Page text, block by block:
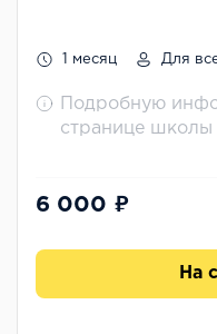
1 месяц Для
Подробную
странице школы
6 000 ₽
На